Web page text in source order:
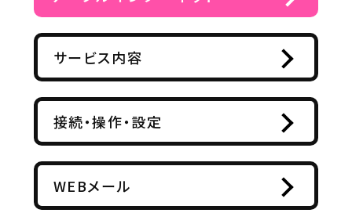
サービス内容
接続・操作・設定
WEBメール